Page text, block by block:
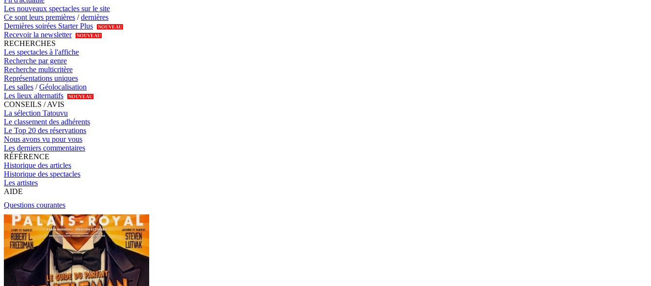
Les nouveaux spectacles sur le site
Ce sont leurs premières /dernières
Dernières soirées Starter Plus
NOUVEAU
Recevoir la newsletter NOUVEAU
RECHERCHES
Les spectacles à l'affiche
Recherche par genre
Recherche multicritère
Représentations uniques
Les salles /Géolocalisation
Les lieux alternatifs
NOUVEAU
CONSEILS / AVIS
La sélection Tatouvu
Le classement des adhérents
Le Top 20 des réservations
Nous avons vu pour vous
Les derniers commentaires
RÉFÉRENCE
Historique des articles
Historique des spectacles
Les artistes
AIDE
Questions courantes